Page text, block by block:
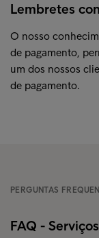
Lembretes
O nosso
de pagamento,
um dos nossos
de pagamento.
PERGUNTAS
FAQ -